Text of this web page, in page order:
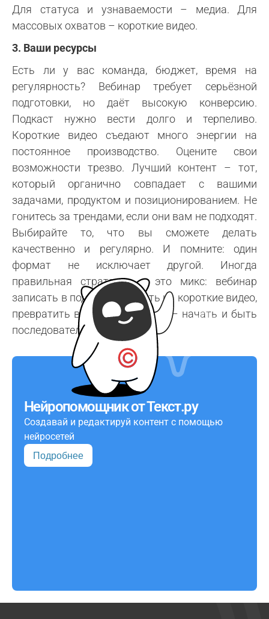
Для статуса и узнаваемости – медиа. Для
массовых охватов – короткие видео.
3. Ваши ресурсы
Есть ли у вас команда, бюджет, время на
регулярность? Вебинар требует серьёзной
подготовки, но даёт высокую конверсию.
Подкаст нужно вести долго и терпеливо.
Короткие видео съедают много энергии на
постоянное производство. Оцените свои
возможности трезво. Лучший контент – тот,
который органично совпадает с вашими
задачами, продуктом и позиционированием. Не
гонитесь за трендами, если они вам не подходят.
Выбирайте то, что вы сможете делать
качественно и регулярно. И помните: один
формат не исключает другой. Иногда
правильная стратегия – это микс: вебинар
записать в подкаст, нарезать на короткие видео,
превратить в статью. Главное – начать и быть
последовательным.
Нейропомощник от Текст.ру
Создавай и редактируй контент с помощью
нейросетей
Подробнее